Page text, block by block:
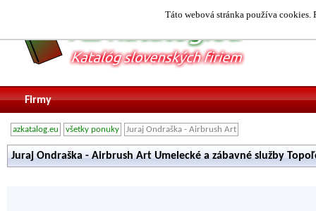
Táto webová stránka používa
Firmy
azkatalog.eu všetky ponuky Juraj Ondraška - Airbrush Art
Juraj Ondraška - Airbrush Art Umelecké a zábavné služby